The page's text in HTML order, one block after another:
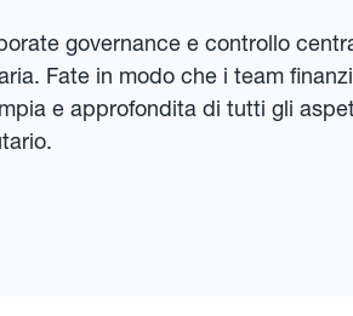
governance e controllo
Fate in modo che i team
e approfondita di tutti gli